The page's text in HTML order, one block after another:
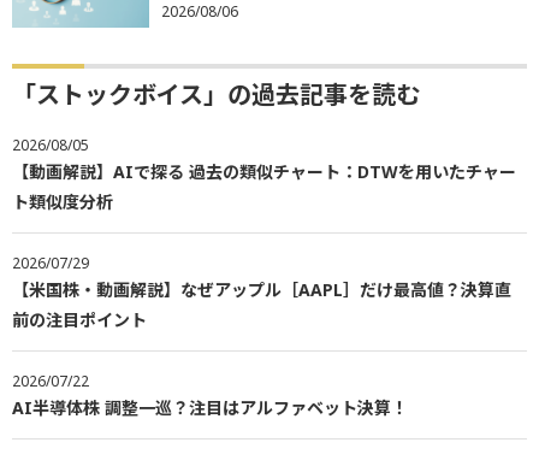
2026/08/06
「ストックボイス」の過去記事を読む
2026/08/05
【動画解説】AIで探る 過去の類似チャート：DTWを用いたチャー
ト類似度分析
2026/07/29
【米国株・動画解説】なぜアップル［AAPL］だけ最高値？決算直
前の注目ポイント
2026/07/22
AI半導体株 調整一巡？注目はアルファベット決算！